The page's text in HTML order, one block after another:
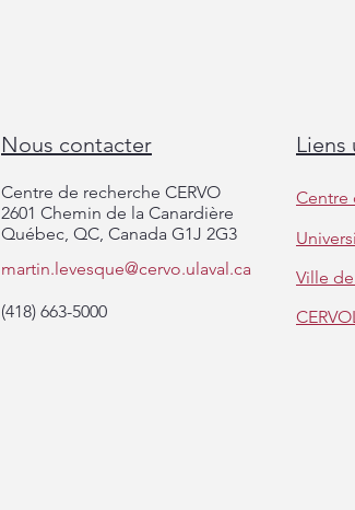
Félicitations Solène et Laura pour
votre bourse doctorale de
Nous contacter
Centre de recherche CERVO
2601 Chemin de la Canardière
Québec, QC, Canada G1J 2G3
martin.levesque@cervo.ulaval.ca
(418) 663-5000
Liens
Centre
Ville